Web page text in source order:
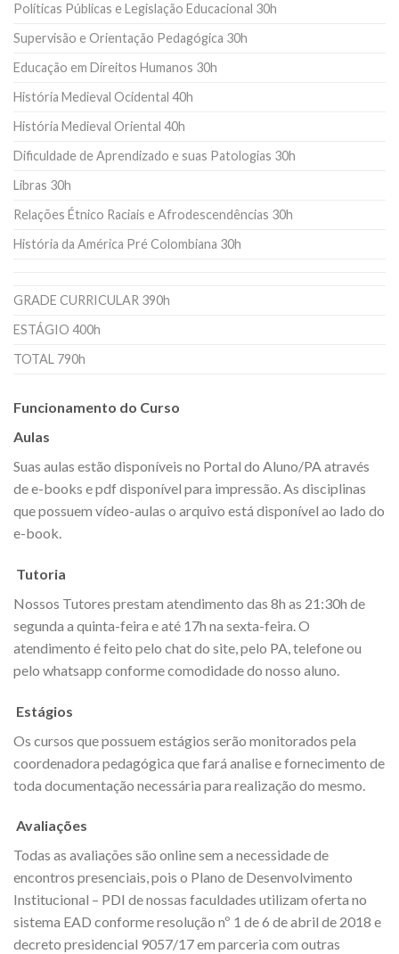
Políticas Públicas e Legislação Educacional 30h
Supervisão e Orientação Pedagógica 30h
Educação em Direitos Humanos 30h
História Medieval Ocidental 40h
História Medieval Oriental 40h
Dificuldade de Aprendizado e suas Patologias 30h
Libras 30h
Relações Étnico Raciais e Afrodescendências 30h
História da América Pré Colombiana 30h
GRADE CURRICULAR 390h
ESTÁGIO 400h
TOTAL 790h
Funcionamento do Curso
Aulas
Suas aulas estão disponíveis no Portal do Aluno/PA através
de e-books e pdf disponível para impressão. As disciplinas
que possuem vídeo-aulas o arquivo está disponível ao lado do
e-book.
Tutoria
Nossos Tutores prestam atendimento das 8h as 21:30h de
segunda a quinta-feira e até 17h na sexta-feira. O
atendimento é feito pelo chat do site, pelo PA, telefone ou
pelo whatsapp conforme comodidade do nosso aluno.
Estágios
Os cursos que possuem estágios serão monitorados pela
coordenadora pedagógica que fará analise e fornecimento de
toda documentação necessária para realização do mesmo.
Avaliações
Todas as avaliações são online sem a necessidade de
encontros presenciais, pois o Plano de Desenvolvimento
Institucional – PDI de nossas faculdades utilizam oferta no
sistema EAD conforme resolução nº 1 de 6 de abril de 2018 e
decreto presidencial 9057/17 em parceria com outras